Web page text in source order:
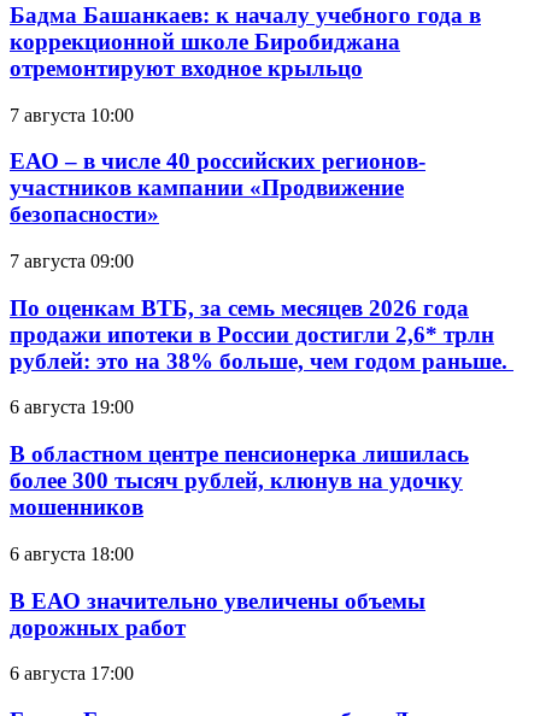
Бадма Башанкаев: к началу учебного года в
коррекционной школе Биробиджана
отремонтируют входное крыльцо
7 августа 10:00
ЕАО – в числе 40 российских регионов-
участников кампании «Продвижение
безопасности»
7 августа 09:00
По оценкам ВТБ, за семь месяцев 2026 года
продажи ипотеки в России достигли 2,6* трлн
рублей: это на 38% больше, чем годом раньше.
6 августа 19:00
В областном центре пенсионерка лишилась
более 300 тысяч рублей, клюнув на удочку
мошенников
6 августа 18:00
В ЕАО значительно увеличены объемы
дорожных работ
6 августа 17:00